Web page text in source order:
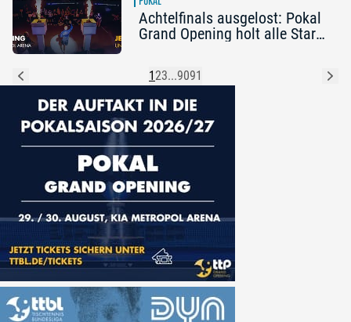
Achtelfinals ausgelost: Pokal
Grand Opening holt alle Stars
1 23...9091